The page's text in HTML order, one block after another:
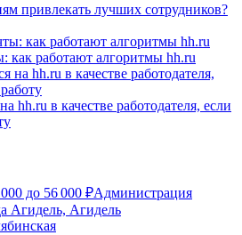
привлекать лучших сотрудников?
как работают алгоритмы hh.ru
hh.ru в качестве работодателя, если
до 56 000 ₽Администрация
Агидель, Агидель